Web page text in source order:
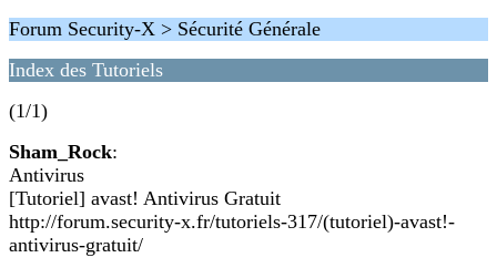
Forum Security-X > Sécurité Générale
Index des Tutoriels
(1/1)
Sham_Rock:
Antivirus
[Tutoriel] avast! Antivirus Gratuit
http://forum.security-x.fr/tutoriels-317/(tutoriel)-avast!-
antivirus-gratuit/